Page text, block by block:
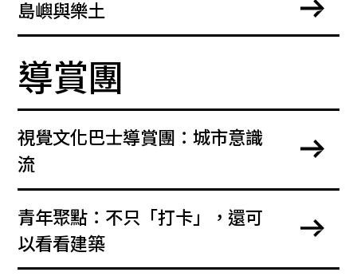
島嶼與樂土
導賞團
視覺文化巴士導賞團：城市意識
流
青年聚點：不只「打卡」，還可
以看看建築